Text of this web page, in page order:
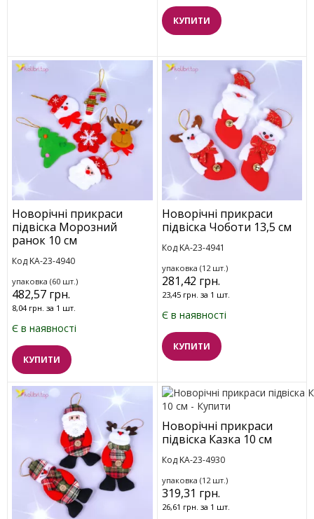
КУПИТИ
Новорічні прикраси
підвіска Морозний
ранок 10 см
Код KA-23-4940
упаковка (60 шт.)
482,57 грн.
8,04 грн. за 1 шт.
Є в наявності
КУПИТИ
Новорічні прикраси
підвіска Чоботи 13,5 см
Код KA-23-4941
упаковка (12 шт.)
281,42 грн.
23,45 грн. за 1 шт.
Є в наявності
КУПИТИ
Новорічні прикраси
підвіска Казка 10 см
Код KA-23-4930
упаковка (12 шт.)
319,31 грн.
26,61 грн. за 1 шт.